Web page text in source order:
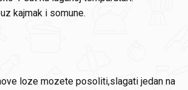
kajmak i somune.
loze mozete posoliti,slagati jedan na